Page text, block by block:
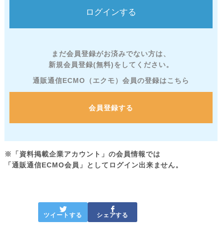
まだ会員登録がお済みでない方は、
新規会員登録(無料)をしてください。
通販通信ECMO（エクモ）会員の登録はこちら
会員登録する
※「資料掲載企業アカウント」の会員情報では
「通販通信ECMO会員」としてログイン出来ません。
ツイートする シェアする